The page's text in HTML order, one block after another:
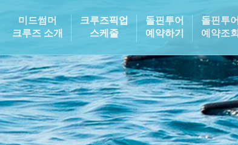
미드썸머
크루즈 소개
크루즈픽업
스케줄
돌핀투어
예약하기
돌핀투어
예약조회